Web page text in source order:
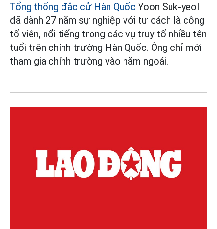
Tổng thống đắc cử Hàn Quốc Yoon Suk-yeol
đã dành 27 năm sự nghiệp với tư cách là công
tố viên, nổi tiếng trong các vụ truy tố nhiều tên
tuổi trên chính trường Hàn Quốc. Ông chỉ mới
tham gia chính trường vào năm ngoái.